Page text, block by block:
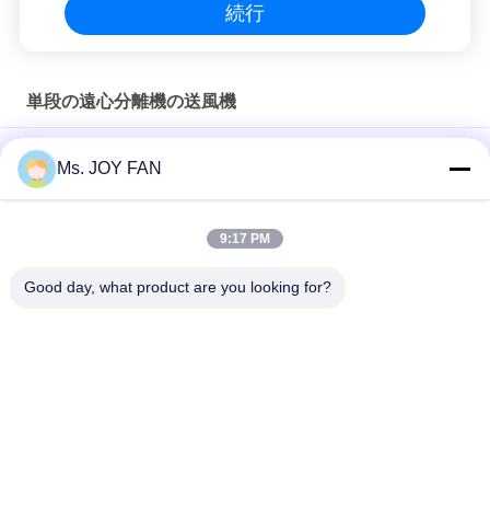
続行
単段の遠心分離機の送風機
GS120シリーズ 120 m3/min 空気流量 単段高速遠心扇風機
GS100シリーズ 100m3/min 風量排水処理用単段高速遠心ブロ
Ms. JOY FAN
9:17 PM
Good day, what product are you looking for?